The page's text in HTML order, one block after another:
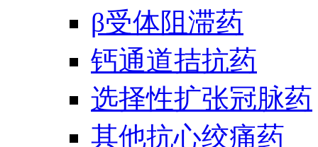
β受体阻滞药
钙通道拮抗药
选择性扩张冠脉药
其他抗心绞痛药